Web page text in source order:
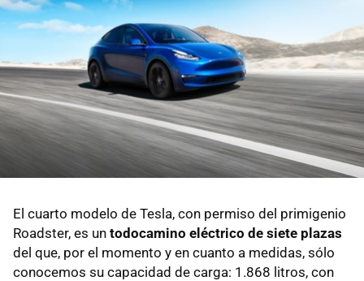
El cuarto modelo de Tesla, con permiso del primigenio
Roadster, es un todocamino eléctrico de siete plazas
del que, por el momento y en cuanto a medidas, sólo
conocemos su capacidad de carga: 1.868 litros, con